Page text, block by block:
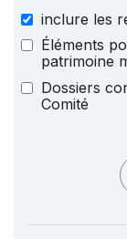
inclure les
Éléments
patrimoine
Dossiers
Comité